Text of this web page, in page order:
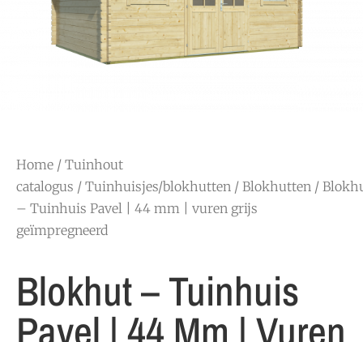
Home / Tuinhout
catalogus / Tuinhuisjes/blokhutten / Blokhutten /
– Tuinhuis Pavel | 44 mm | vuren grijs
geïmpregneerd
Blokhut – Tuinhuis